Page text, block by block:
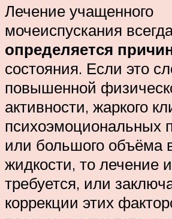
Лечение учащенного
мочеиспускания
определяется
состояния. Если это
повышенной
активности, жаркого
психоэмоциональных
или большого объёма
жидкости, то лечение
требуется, или
коррекции этих